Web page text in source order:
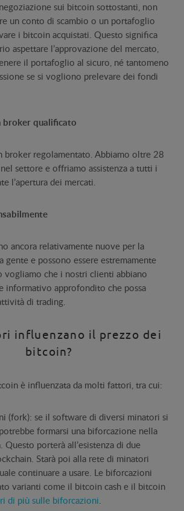
sui bitcoin sottostanti, non
un conto di scambio o un portafoglio
i bitcoin acquistati. Questo significa
aspettare l’approvazione del mercato,
il portafoglio al sicuro, né tantomeno
se si vogliono prelevare dei fondi
broker qualificato
broker regolamentato. Abbiamo oltre 28
settore e offriamo assistenza a tutti i
l’apertura dei mercati.
ancora relativamente nuove per la
gente e possono essere estremamente
vogliamo che i nostri clienti abbiano
informativo approfondito che possa
di trading.
influenzano il prezzo dei
bitcoin?
è influenzata da molti fattori, tra cui:
(fork): se il software di diversi minatori si
formarsi una biforcazione nella
Questo porterà all’esistenza di due
Starà poi alla rete di minatori
continuare a usare. Le biforcazioni
varianti come il bitcoin cash e il bitcoin
di più sulle biforcazioni.